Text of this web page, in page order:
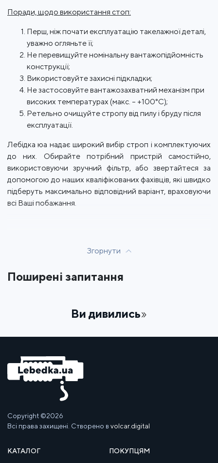
Поради, щодо використання стоп:
Перш, ніж почати експлуатацію такелажної деталі,
уважно огляньте її;
Не перевищуйте номінальну вантажопідйомність
конструкції;
Використовуйте захисні підкладки;
Не застосовуйте вантажозахватний механізм при
високих температурах (макс. – +100°С);
Ретельно очищуйте стропу від пилу і бруду після
експлуатації.
Лебідка юа надає широкий вибір строп і комплектуючих
до них. Обирайте потрібний пристрій самостійно,
використовуючи зручний фільтр, або звертайтеся за
допомогою до наших кваліфікованих фахівців, які швидко
підберуть максимально відповідний варіант, враховуючи
всі Ваші побажання.
Згорнути
Поширені запитання
Ви дивились
Copyright ©2026
Всі права захищені. Створено в volcar.digital
КАТАЛОГ ПОКУПЦЯМ